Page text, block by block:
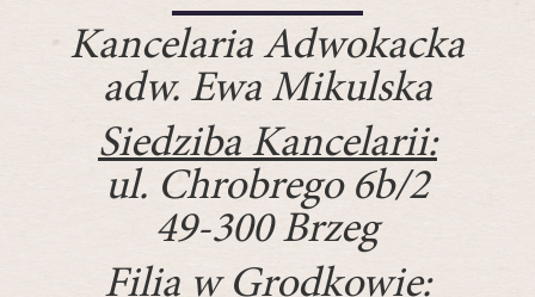
Kancelaria Adwokacka
adw. Ewa Mikulska
Siedziba Kancelarii:
ul. Chrobrego 6b/2
49-300 Brzeg
Filia w Grodkowie: